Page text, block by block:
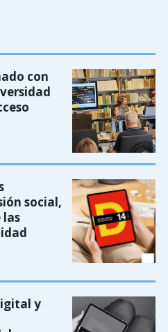
con
social,
las
y